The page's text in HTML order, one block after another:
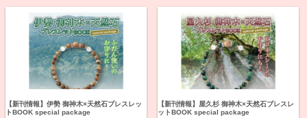
【新刊情報】伊勢 御神木×天然石ブレスレッ
トBOOK special package
【新刊情報】屋久杉 御神木×天然石ブレスレ
ットBOOK special package